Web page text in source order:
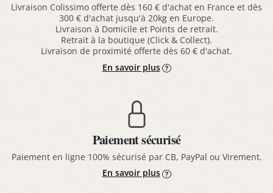
Livraison Colissimo offerte dès 160 € d'achat en France et dès
300 € d'achat jusqu'à 20kg en Europe.
Livraison à Domicile et Points de retrait.
Retrait à la boutique (Click & Collect).
Livraison de proximité offerte dès 60 € d'achat.
En savoir plus
Paiement sécurisé
Paiement en ligne 100% sécurisé par CB, PayPal ou Virement.
En savoir plus